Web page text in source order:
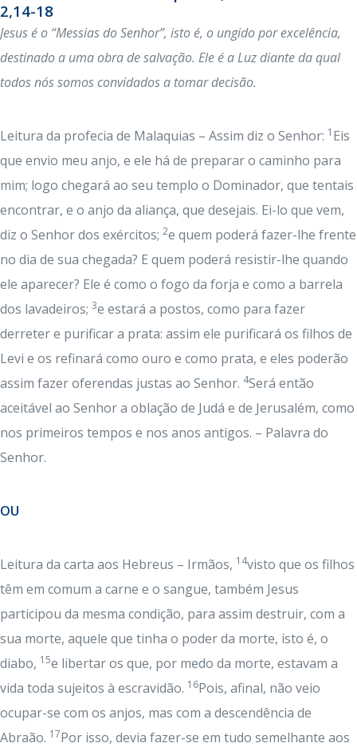
2,14-18
Jesus é o “Messias do Senhor”, isto é, o ungido por excelência,
destinado a uma obra de salvação. Ele é a Luz diante da qual
todos nós somos convidados a tomar decisão.
Leitura da profecia de Malaquias – Assim diz o Senhor: 1 Eis
que envio meu anjo, e ele há de preparar o caminho para
mim; logo chegará ao seu templo o Dominador, que tentais
encontrar, e o anjo da aliança, que desejais. Ei-lo que vem,
diz o Senhor dos exércitos; 2e quem poderá fazer-lhe frente
no dia de sua chegada? E quem poderá resistir-lhe quando
ele aparecer? Ele é como o fogo da forja e como a barrela
dos lavadeiros; 3e estará a postos, como para fazer
derreter e purificar a prata: assim ele purificará os filhos de
Levi e os refinará como ouro e como prata, e eles poderão
assim fazer oferendas justas ao Senhor. 4Será então
aceitável ao Senhor a oblação de Judá e de Jerusalém, como
nos primeiros tempos e nos anos antigos. – Palavra do
Senhor.
OU
Leitura da carta aos Hebreus – Irmãos, 14visto que os filhos
têm em comum a carne e o sangue, também Jesus
participou da mesma condição, para assim destruir, com a
sua morte, aquele que tinha o poder da morte, isto é, o
diabo, 15e libertar os que, por medo da morte, estavam a
vida toda sujeitos à escravidão. 16Pois, afinal, não veio
ocupar-se com os anjos, mas com a descendência de
Abraão. 17Por isso, devia fazer-se em tudo semelhante aos